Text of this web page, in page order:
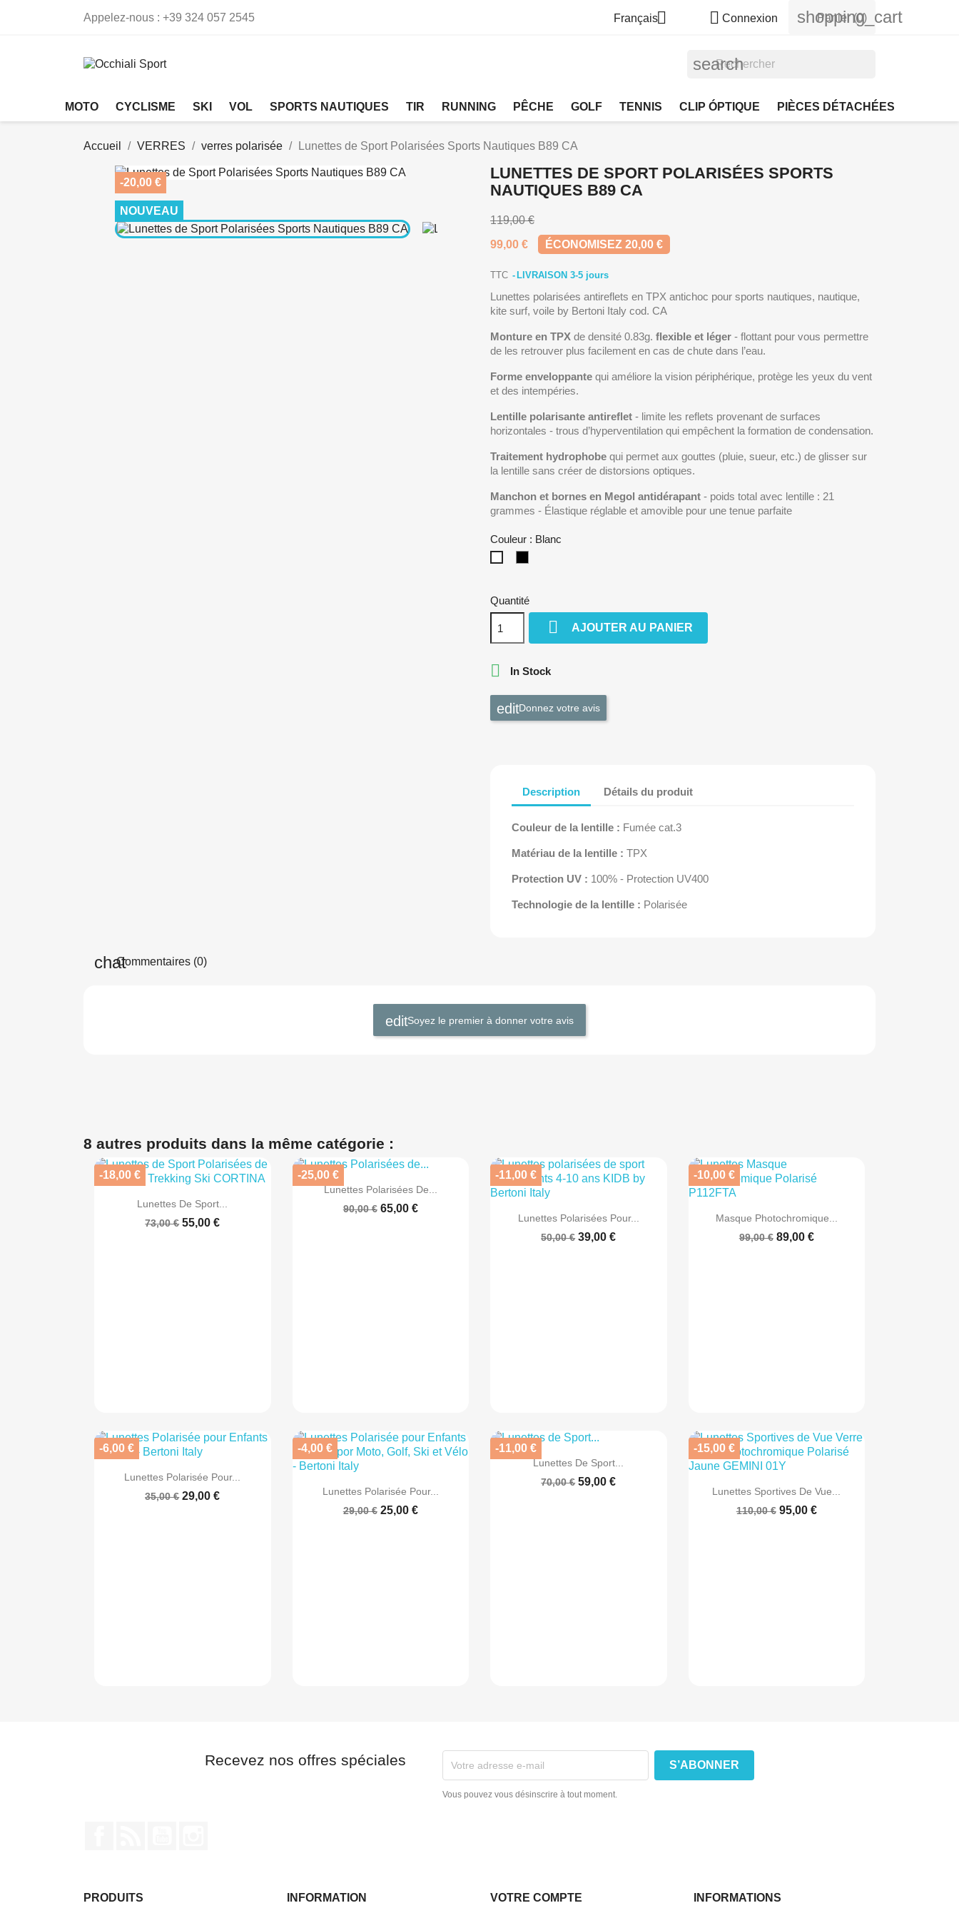
Appelez-nous : +39 324 057 2545 Français  Connexion shopping_cart
Panier (0)
search
MOTO CYCLISME SKI VOL SPORTS NAUTIQUES TIR RUNNING PÊCHE GOLF TENNIS CLIP ÓPTIQUE PIÈCES DÉTACHÉES
Accueil VERRES verres polarisée Lunettes de Sport Polarisées Sports Nautiques B89 CA
-20,00 €
NOUVEAU
LUNETTES DE SPORT POLARISÉES SPORTS
NAUTIQUES B89 CA
119,00 €
99,00 €
ÉCONOMISEZ 20,00 €
TTC LIVRAISON 3-5 jours
Lunettes polarisées antireflets en TPX antichoc pour sports nautiques, nautique,
kite surf, voile by Bertoni Italy cod. CA
Monture en TPX de densité 0.83g. flexible et léger - flottant pour vous permettre
de les retrouver plus facilement en cas de chute dans l’eau.
Forme enveloppante qui améliore la vision périphérique, protège les yeux du vent
et des intempéries.
Lentille polarisante antireflet - limite les reflets provenant de surfaces
horizontales - trous d’hyperventilation qui empêchent la formation de condensation.
Traitement hydrophobe qui permet aux gouttes (pluie, sueur, etc.) de glisser sur
la lentille sans créer de distorsions optiques.
Manchon et bornes en Megol antidérapant - poids total avec lentille : 21
grammes - Élastique réglable et amovible pour une tenue parfaite
Couleur : Blanc
Quantité
 AJOUTER AU PANIER
 In Stock
Donnez votre avis
Description Détails du produit
Couleur de la lentille : Fumée cat.3
Matériau de la lentille : TPX
Protection UV : 100% - Protection UV400
Technologie de la lentille : Polarisée
Commentaires (0)
Soyez le premier à donner votre avis
8 autres produits dans la même catégorie :
 Aperçu rapide
Lunettes De Sport...
73,00 € 55,00 €
-18,00 €
 Aperçu rapide
Lunettes Polarisées De...
90,00 € 65,00 €
-25,00 €
 Aperçu rapide
Lunettes Polarisées Pour...
50,00 € 39,00 €
-11,00 €
 Aperçu rapide
Masque Photochromique...
99,00 € 89,00 €
-10,00 €
 Aperçu rapide
Lunettes Polarisée Pour...
35,00 € 29,00 €
-6,00 €
 Aperçu rapide
Lunettes Polarisée Pour...
29,00 € 25,00 €
-4,00 €
 Aperçu rapide
Lunettes De Sport...
70,00 € 59,00 €
-11,00 €
 Aperçu rapide
Lunettes Sportives De Vue...
110,00 € 95,00 €
-15,00 €
Recevez nos offres spéciales
Vous pouvez vous désinscrire à tout moment.
PRODUITS INFORMATION VOTRE COMPTE INFORMATIONS